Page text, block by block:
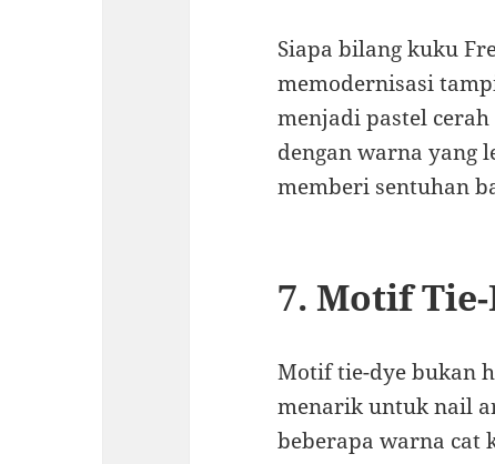
Siapa bilang kuku
memodernisasi
menjadi pastel
dengan warna yang
memberi sentuhan
7. Motif
Motif tie-dye bukan
menarik untuk nail
beberapa warna cat